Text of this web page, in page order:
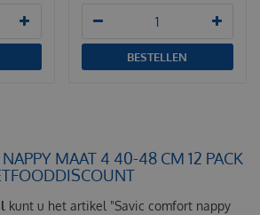
BESTELLEN
MAAT 4 40-48 CM 12 PACK
kunt u het artikel "Savic comfort nappy